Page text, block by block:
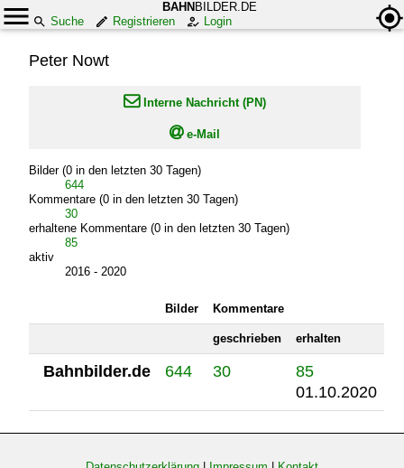
BAHN BILDER.DE
Suche
Registrieren Login
Peter Nowt
 Interne Nachricht (PN)
e-Mail
Bilder (0 in den letzten 30 Tagen)
644
Kommentare (0 in den letzten 30 Tagen)
30
erhaltene Kommentare (0 in den letzten 30 Tagen)
85
aktiv
2016 - 2020
Bilder Kommentare
geschrieben erhalten
Bahnbilder.de 644 30
85
01.10.2020